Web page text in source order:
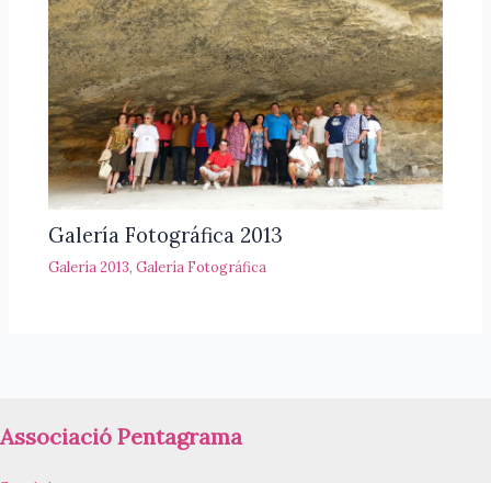
Galería Fotográfica 2013
Galería 2013,Galería Fotográfica
Associació Pentagrama